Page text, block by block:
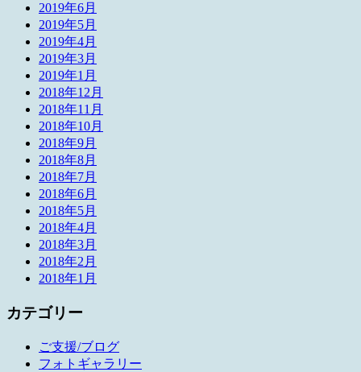
2019年6月
2019年5月
2019年4月
2019年3月
2019年1月
2018年12月
2018年11月
2018年10月
2018年9月
2018年8月
2018年7月
2018年6月
2018年5月
2018年4月
2018年3月
2018年2月
2018年1月
カテゴリー
ご支援/ブログ
フォトギャラリー